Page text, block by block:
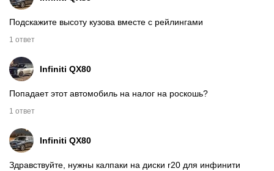
Подскажите высоту кузова вместе с рейлингами
1 ответ
Infiniti QX80
Попадает этот автомобиль на налог на роскошь?
1 ответ
Infiniti QX80
Здравствуйте, нужны калпаки на диски r20 для инфинити